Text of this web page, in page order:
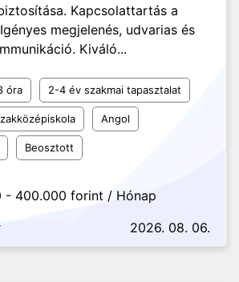
Kapcsolattartás a
megjelenés, udvarias és
Kiváló...
óra 2-4 év szakmai tapasztalat
Angol
Beosztott
- 400.000 forint / Hónap
2026. 08. 06.